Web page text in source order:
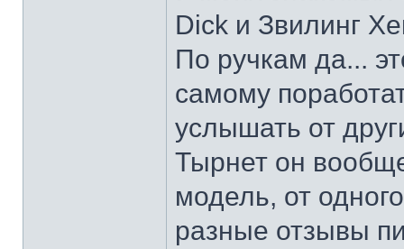
Dick и Звилинг
По ручкам да...
самому
услышать от
Тырнет он
модель, от
разные отзывы